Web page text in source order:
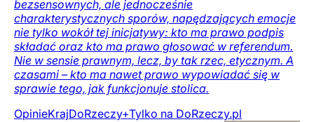
bezsensownych, ale jednocześnie
charakterystycznych sporów, napędzających emocje
nie tylko wokół tej inicjatywy: kto ma prawo podpis
składać oraz kto ma prawo głosować w referendum.
Nie w sensie prawnym, lecz, by tak rzec, etycznym. A
czasami – kto ma nawet prawo wypowiadać się w
sprawie tego, jak funkcjonuje stolica.
OpinieKrajDoRzeczy+Tylko na DoRzeczy.pl